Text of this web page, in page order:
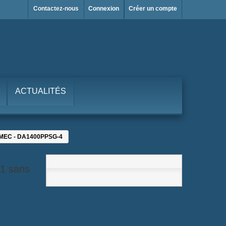
Créer un compte
Connexion
Contactez-nous
ACTUALITÉS
- DA1400PPSG-4
sans